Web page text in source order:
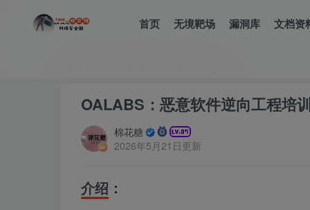
首页 无境靶场 漏洞库 文档资
OALABS：恶意软件逆向工程培
棉花糖
2026年5月21日更新
介绍：